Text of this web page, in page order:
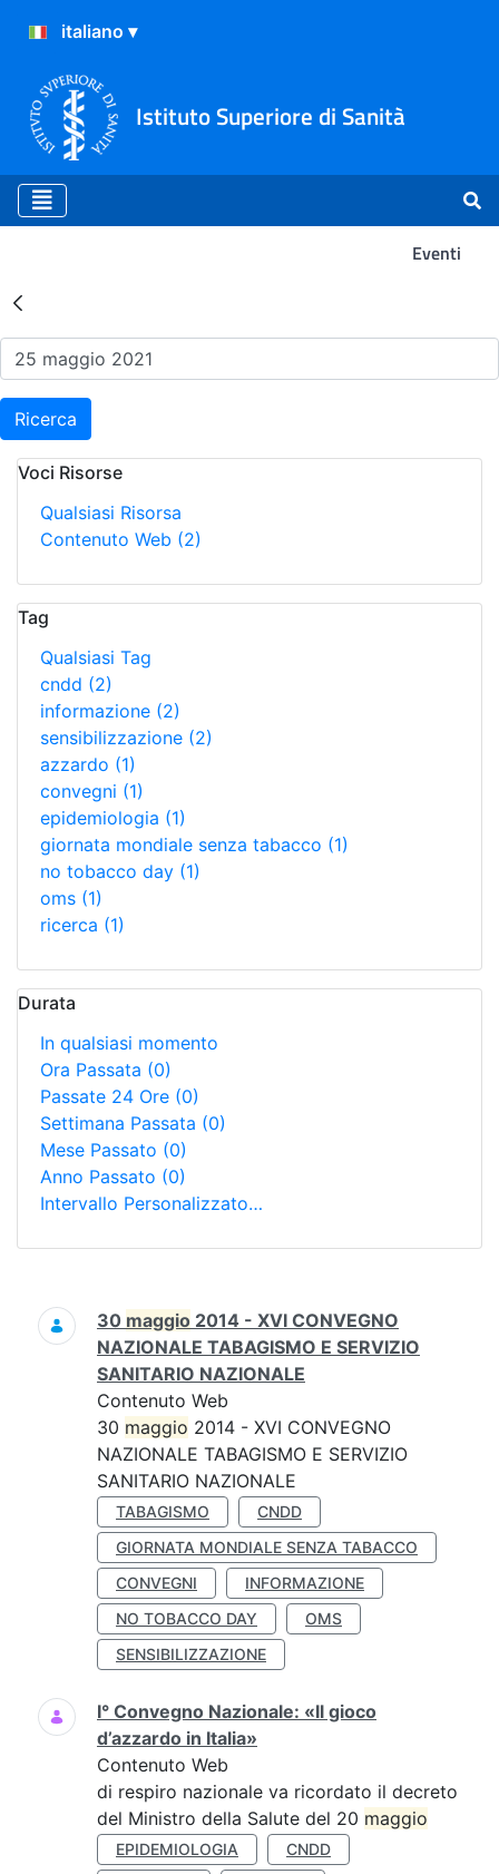
Istituto Superiore di Sanità
Eventi
Risultati della Ricerca -
Ricerca
Voci Risorse
Qualsiasi Risorsa
Contenuto Web (2)
Tag
Qualsiasi Tag
cndd (2)
informazione (2)
sensibilizzazione (2)
azzardo (1)
convegni (1)
epidemiologia (1)
giornata mondiale senza tabacco (1)
no tobacco day (1)
oms (1)
ricerca (1)
Durata
In qualsiasi momento
Ora Passata (0)
Passate 24 Ore (0)
Settimana Passata (0)
Mese Passato (0)
Anno Passato (0)
Intervallo Personalizzato…
Ricerca
30 maggio 2014 - XVI CONVEGNO
NAZIONALE TABAGISMO E SERVIZIO
SANITARIO NAZIONALE
Contenuto Web
30 maggio 2014 - XVI CONVEGNO
NAZIONALE TABAGISMO E SERVIZIO
SANITARIO NAZIONALE
TABAGISMO
CNDD
GIORNATA MONDIALE SENZA TABACCO
CONVEGNI
INFORMAZIONE
NO TOBACCO DAY
OMS
SENSIBILIZZAZIONE
I° Convegno Nazionale: «Il gioco
d’azzardo in Italia»
Contenuto Web
di respiro nazionale va ricordato il decreto
del Ministro della Salute del 20 maggio
EPIDEMIOLOGIA
CNDD